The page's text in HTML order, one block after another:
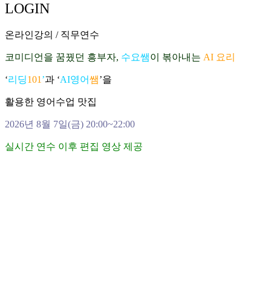
LOGIN
온라인강의 / 직무연수
코미디언을 꿈꿨던 흥부자, 수요쌤이 볶아내는 AI 요리
‘리딩101 ’과 ‘AI영어쌤’을
활용한 영어수업 맛집
2026년 8월 7일(금) 20:00~22:00
실시간 연수 이후 편집 영상 제공